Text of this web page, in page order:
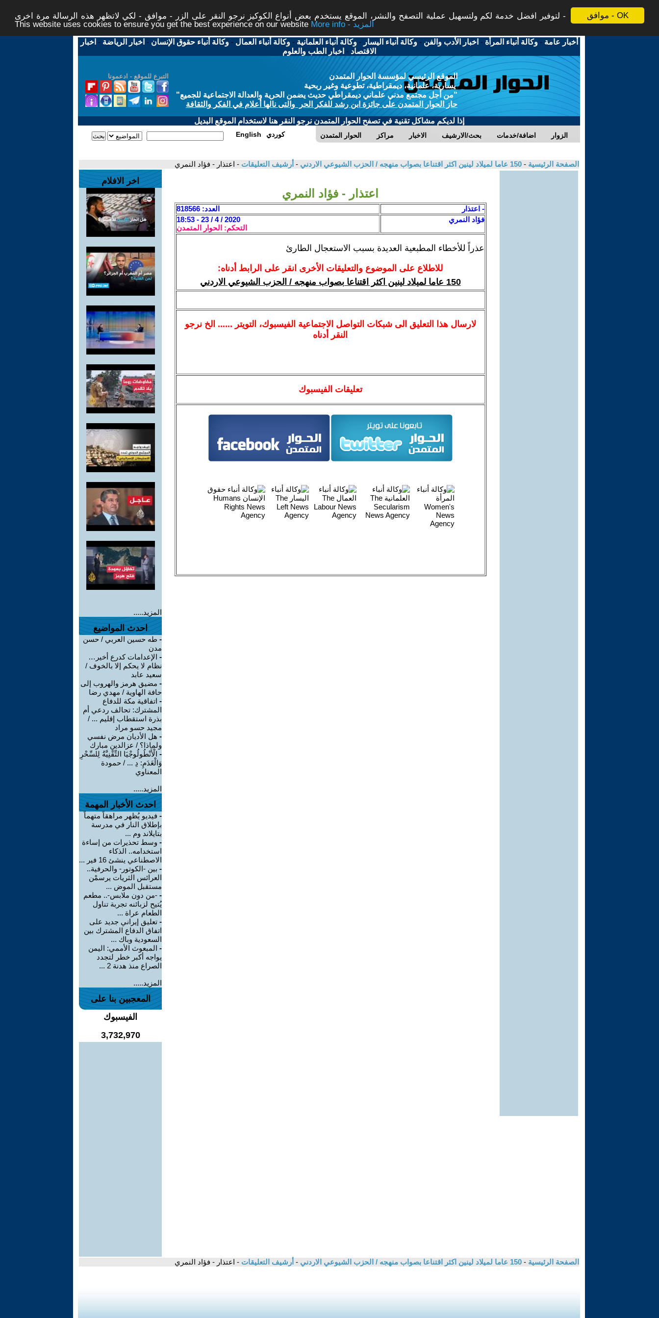
موافق - OK
لتوفير افضل خدمة لكم ولتسهيل عملية التصفح والنشر، الموقع يستخدم بعض أنواع الكوكيز نرجو النقر على الزر - موافق - لكي لاتظهر هذه الرسالة مرة اخرى -
This website uses cookies to ensure you get the best experience on our website
More info - المزيد
أخبار عامة -وكالة أنباء المرأة - اخبار الأدب والفن -وكالة أنباء اليسار -وكالة أنباء العلمانية -وكالة أنباء العمال -وكالة أنباء حقوق الإنسان - اخبار الرياضة - اخبار
الاقتصاد - اخبار الطب والعلوم
التبرع للموقع - ادعمونا
الموقع الرئيسي لمؤسسة الحوار المتمدن
يسارية، علمانية، ديمقراطية، تطوعية وغير ربحية
"من أجل مجتمع مدني علماني ديمقراطي حديث يضمن الحرية والعدالة الاجتماعية للجميع"
حاز الحوار المتمدن على جائزة ابن رشد للفكر الحر والتى نالها أعلام في الفكر والثقافة
إذا لديكم مشاكل تقنية في تصفح الحوار المتمدن نرجو النقر هنا لاستخدام الموقع البديل
الحوار المتمدن مراكز الاخبار بحث/الارشيف اضافة/خدمات الزوار English كوردي
الصفحة الرئيسية - 150 عاما لميلاد لينين اكثر اقتناعا بصواب منهجه / الحزب الشيوعي الاردني - أرشيف التعليقات - اعتذار - فؤاد النمري
اعتذار - فؤاد النمري
- اعتذار
العدد: 818566
فؤاد النمري
2020 / 4 / 23 - 18:53
التحكم: الحوار المتمدن
عذراً للأخطاء المطبعية العديدة بسبب الاستعجال الطارئ
للاطلاع على الموضوع والتعليقات الأخرى انقر على الرابط أدناه:
150 عاما لميلاد لينين اكثر اقتناعا بصواب منهجه / الحزب الشيوعي الاردني
لارسالهذا التعليق الى شبكات التواصل الاجتماعية الفيسبوك، التويتر ...... الخ نرجو
النقر أدناه
تعليقات الفيسبوك
اخر الافلام
المزيد.....
احدث المواضيع
- طه حسين العربي / حسن
مدن
- الإعدامات كدرع أخير…
نظام لا يحكم إلا بالخوف /
سعيد عابد
- مضيق هرمز والهروب إلى
حافة الهاوية / مهدي رضا
- اتفاقية مكة للدفاع
المشترك: تحالف ردعي أم
بذرة استقطاب إقليم ... /
مجيد حسو مراد
- هل الأديان مرض نفسي
ولماذا؟ / عزالدين مبارك
- الْأَنْطُولُوجْيَا التِّقْنِيَّةُ لِلسِّحْرِ
وَالْعَدَمِ: دِ ... / حمودة
المعناوي
المزيد.....
احدث الأخبار المهمة
- فيديو يُظهر مراهقاً متهماً
بإطلاق النار في مدرسة
بتايلاند وم ...
- وسط تحذيرات من إساءة
استخدامه.. الذكاء
الاصطناعي ينشئ 16 فير ...
- بين -الكوتور- والحرفية..
العرائس الثريات يرسمْن
مستقبل الموض ...
- -من دون ملابس-.. مطعم
يُتيح لزبائنه تجربة تناول
الطعام عراة ...
- تعليق إيراني جديد على
اتفاق الدفاع المشترك بين
السعودية وباك ...
- المبعوث الأممي: اليمن
يواجه أكبر خطر لتجدد
الصراع منذ هدنة 2 ...
المزيد.....
المعجبين بنا على
الفيسبوك
3,732,970
الصفحة الرئيسية - 150 عاما لميلاد لينين اكثر اقتناعا بصواب منهجه / الحزب الشيوعي الاردني - أرشيف التعليقات - اعتذار - فؤاد النمري